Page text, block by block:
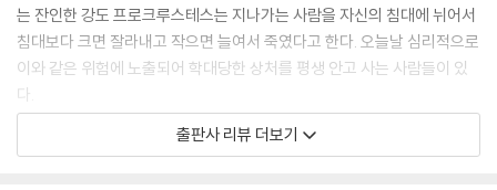
5장 - 매달린 손을 놓을 수 있는가?
천천히 걷고 느리게 생각하면 웃을 일이 많아진다 ＿181
허접한 어릿광대의 통제불능한 분노 ＿184
거울에 보이는 것보다 가까이 있음 ＿187
어리광과 사랑의 불편한 동거＿189
인간관계에 거리 감각이 없다는 것 자체가 ‘예의 없는 사람’일지도 모른다.
친밀함이 주는 행복’이란 어디까지나 인간관계의 적절한 거리감이 존재할
때에나 해당하는 말이다. 자신과 상대의 입장을 구별하지 못하면 호의를
베풀어도 무례한 사람이 되고 상대를 위해서 한 일인데도 오지랖이 넓다고
오해를 받을 수 있다. 오히려 그러한 호의는 민폐가 되는 셈이다.
‘친한 사람’과 ‘무례한 사람’은 엄연히 다른 차원의 문제이다. 친하면서 무
는 잔인한 강도 프로크루스테스는 지나가는 사람을 자신의 침대에 뉘어서
침대보다 크면 잘라내고 작으면 늘여서 죽였다고 한다. 오늘날 심리적으로
이와 같은 위험에 노출되어 학대당한 상처를 평생 안고 사는 사람들이 있
다.
많은 아이들이 이 사회가 제공하고 부모가 동의한 스펙이라는 틀 속에 구
겨 넣어지고 있으며 생존하고 인정받으려고 자신을 억압하고 감추며 살고
출판사 리뷰 더보기